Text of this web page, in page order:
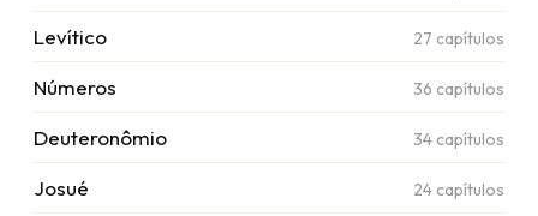
Levítico 27 capítulos
Números 36 capítulos
Deuteronômio 34 capítulos
Josué 24 capítulos